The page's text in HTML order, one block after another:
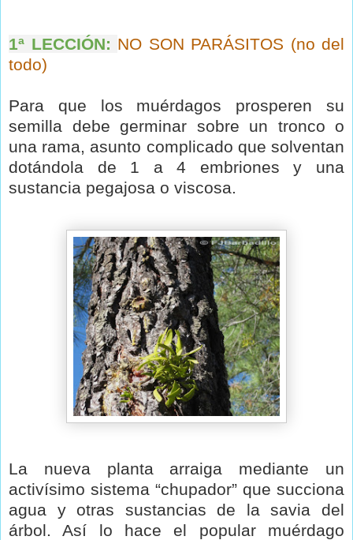
1ª LECCIÓN: NO SON PARÁSITOS (no del
todo)
Para que los muérdagos prosperen su
semilla debe germinar sobre un tronco o
una rama, asunto complicado que solventan
dotándola de 1 a 4 embriones y una
sustancia pegajosa o viscosa.
La nueva planta arraiga mediante un
activísimo sistema “chupador” que succiona
agua y otras sustancias de la savia del
árbol. Así lo hace el popular muérdago